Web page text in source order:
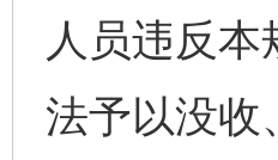
人员违反
法予以没收